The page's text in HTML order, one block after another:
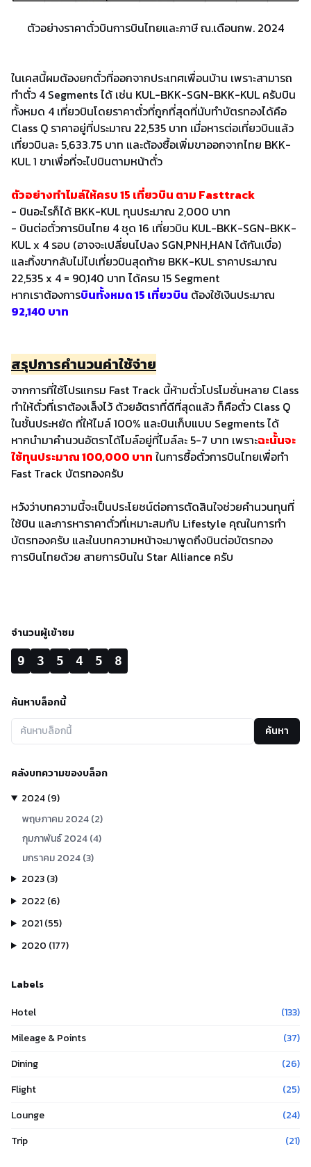
ตัวอย่างราคาตั๋วบินการบินไทยและภาษี ณ.เดือนกพ. 2024
ในเคสนี้ผมต้องยกตั๋วที่ออกจากประเทศเพื่อนบ้าน เพราะสามารถ
ทำตั๋ว 4 Segments ได้ เช่น KUL-BKK-SGN-BKK-KUL ครับบิน
ทั้งหมด 4 เที่ยวบินโดยราคาตั๋วที่ถูกที่สุดที่นับทำบัตรทองได้คือ
Class Q ราคาอยู่ที่ประมาณ 22,535 บาท เมื่อหารต่อเที่ยวบินแล้ว
เที่ยวบินละ 5,633.75 บาท และต้องซื้อเพิ่มขาออกจากไทย BKK-
KUL 1 ขาเพื่อที่จะไปบินตามหน้าตั๋ว
ตัวอย่างทำไมล์ให้ครบ 15 เที่ยวบิน ตาม Fasttrack
- บินอะไรก็ได้ BKK-KUL ทุนประมาณ 2,000 บาท
- บินต่อตั๋วการบินไทย 4 ชุด 16 เที่ยวบิน KUL-BKK-SGN-BKK-
KUL x 4 รอบ (อาจจะเปลี่ยนไปลง SGN,PNH,HAN ได้กันเบื่อ)
และทิ้งขากลับไม่ไปเที่ยวบินสุดท้าย BKK-KUL ราคาประมาณ
22,535 x 4 = 90,140 บาท ได้ครบ 15 Segment
หากเราต้องการบินทั้งหมด 15 เที่ยวบิน ต้องใช้เงินประมาณ
92,140 บาท
สรุปการคำนวนค่าใช้จ่าย
จากการที่ใช้โปรแกรม Fast Track นี้ห้ามตั๋วโปรโมชั่นหลาย Class
ทำให้ตั๋วที่เราต้องเล็งไว้ ด้วยอัตราที่ดีที่สุดแล้ว ก็คือตั๋ว Class Q
ในชั้นประหยัด ที่ให้ไมล์ 100% และบินเก็บแบบ Segments ได้
หากนำมาคำนวนอัตราได้ไมล์อยู่ที่ไมล์ละ 5-7 บาท เพราะฉะนั้นจะ
ใช้ทุนประมาณ 100,000 บาท ในการซื้อตั๋วการบินไทยเพื่อทำ
Fast Track บัตรทองครับ
หวังว่าบทความนี้จะเป็นประโยชน์ต่อการตัดสินใจช่วยคำนวนทุนที่
ใช้บิน และการหาราคาตั๋วที่เหมาะสมกับ Lifestyle คุณในการทำ
บัตรทองครับ และในบทความหน้าจะมาพูดถึงบินต่อบัตรทอง
การบินไทยด้วย สายการบินใน Star Alliance ครับ
จำนวนผู้เข้าชม
9
3 5 4 5 8
ค้นหาบล็อกนี้
ค้นหา
คลังบทความของบล็อก
2024(9)
พฤษภาคม2024(2)
กุมภาพันธ์2024(4)
มกราคม2024(3)
2023(3)
2022 (6)
2021(55)
2020 (177)
Labels
Hotel
(133)
Mileage & Points
(37)
Dining
(26)
Flight
(25)
Lounge
(24)
Trip
(21)